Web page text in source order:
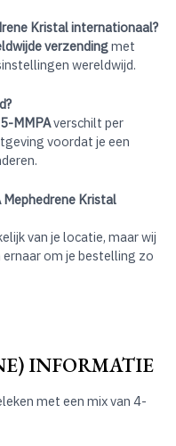
Kristal internationaal?
verzendingmet
wereldwijd.
5-MMPAverschilt per
voordat je een
Mephedrene Kristal
van je locatie, maar wij
ernaar om je bestelling zo
INFORMATIE
met een mix van 4-